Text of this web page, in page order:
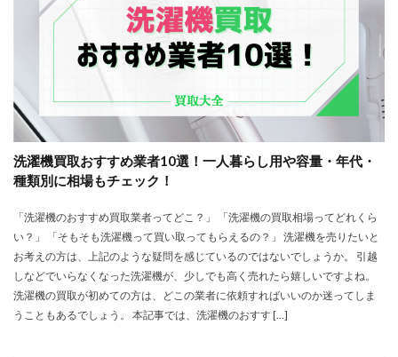
洗濯機買取おすすめ業者10選！一人暮らし用や容量・年代・
種類別に相場もチェック！
「洗濯機のおすすめ買取業者ってどこ？」 「洗濯機の買取相場ってどれくら
い？」 「そもそも洗濯機って買い取ってもらえるの？」 洗濯機を売りたいと
お考えの方は、上記のような疑問を感じているのではないでしょうか。 引越
しなどでいらなくなった洗濯機が、少しでも高く売れたら嬉しいですよね。
洗濯機の買取が初めての方は、どこの業者に依頼すればいいのか迷ってしま
うこともあるでしょう。 本記事では、洗濯機のおすす […]